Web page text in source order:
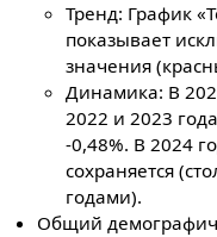
Тренд: График
показывает
значения
Динамика: В
2022 и 2023
-0,48%. В 2024
сохраняется
годами).
Общий